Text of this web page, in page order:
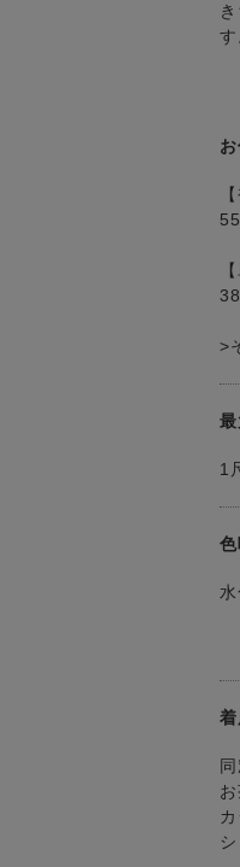
す
>
最
1